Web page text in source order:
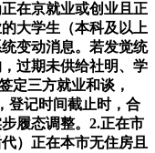
在京就业或创业且正
大学生（本科及以上
变动消息。若发觉统
过期未供给社明、学
定三方就业和谈，
登记时间截止时，合
履态调整。2.正在市
）正在本市无住房且